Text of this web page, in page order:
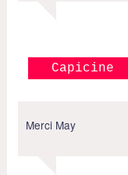
Capicine
Merci May